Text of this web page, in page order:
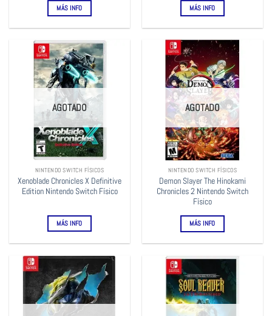
MÁS INFO MÁS INFO
AGOTADO
NINTENDO SWITCH FÍSICOS
Xenoblade Chronicles X Definitive
Edition Nintendo Switch Físico
MÁS INFO
AGOTADO
NINTENDO SWITCH FÍSICOS
Demon Slayer The Hinokami
Chronicles 2 Nintendo Switch
Físico
MÁS INFO